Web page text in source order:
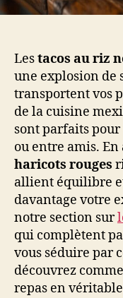
Lestacos au riz
une explosion de
transportent vos
de la cuisine
sont parfaits
ou entre amis. En
haricots rouges
allient équilibre
davantage votre
notre section sur
qui complètent
vous séduire par
découvrez
repas en